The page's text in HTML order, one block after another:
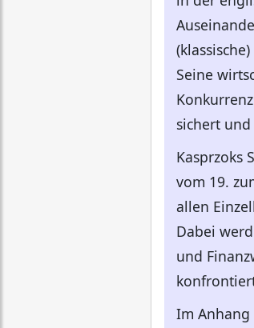
Seine
sichert
Kasprzoks
vom 19.
allen
Dabei
und
Im